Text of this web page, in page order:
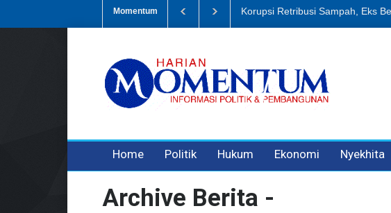
Momentum Korupsi Retribusi Sampah, Eks
Home Politik Hukum Ekonomi Nyekhita
Archive Berita -